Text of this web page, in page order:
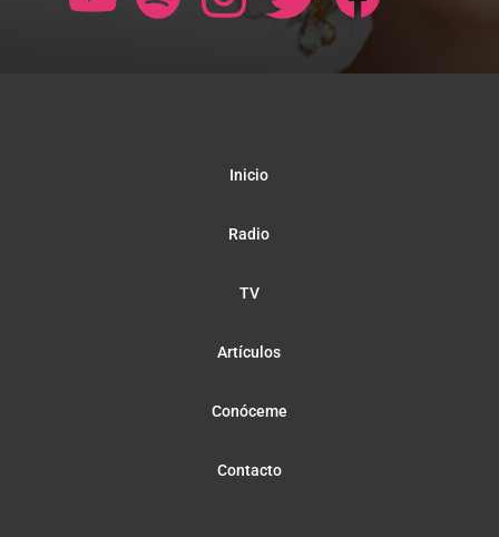
Inicio
Radio
TV
Artículos
Conóceme
Contacto